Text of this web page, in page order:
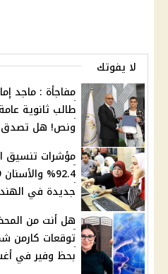
لا يفوتك
مفاجأة : ماجد
طالب ثانوية
ونص! هل
جديدة في
هل أنت من
توقعات كارمن
بحظ وفير في